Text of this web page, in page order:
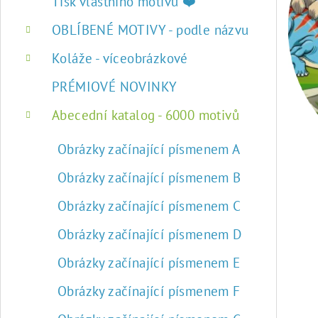
OBLÍBENÉ MOTIVY - podle názvu
Koláže - víceobrázkové
PRÉMIOVÉ NOVINKY
Abecední katalog - 6000 motivů
Obrázky začínající písmenem A
Obrázky začínající písmenem B
Obrázky začínající písmenem C
Obrázky začínající písmenem D
Obrázky začínající písmenem E
Obrázky začínající písmenem F